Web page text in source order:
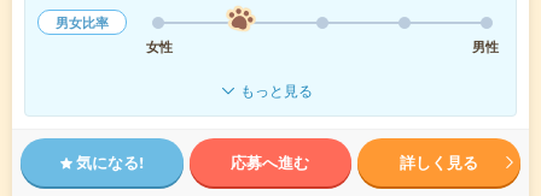
男女比率
女性
男性
もっと見る
気になる! 応募へ進む 詳しく見る